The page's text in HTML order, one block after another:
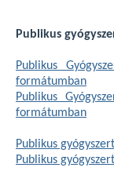
Publikus
Publikus
formátumban
Publikus
formátumban
Publikus
Publikus